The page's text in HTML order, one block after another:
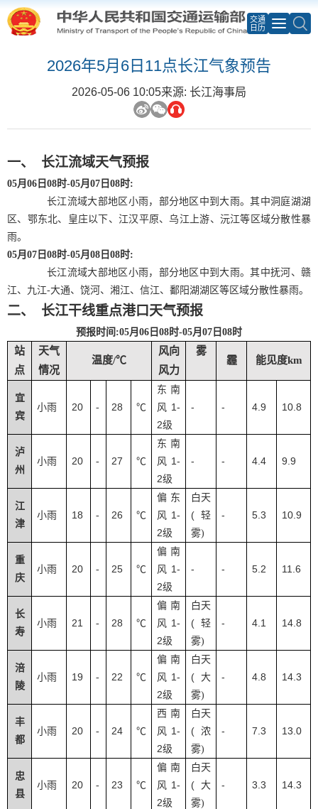
交通
日历
2026年5月6日11点长江气象预告
2026-05-06 10:05来源: 长江海事局
一、 长江流域天气预报
05月 06 日 08时-05月 07 日 08时:
长江流域大部地区小雨，部分地区中到大雨。其中洞庭湖湖
区、鄂东北、皇庄以下、江汉平原、乌江上游、沅江等区域分散性暴
雨。
05月 07 日 08时-05月 08 日 08时:
长江流域大部地区小雨，部分地区中到大雨。其中抚河、赣
江、九江-大通、饶河、湘江、信江、鄱阳湖湖区等区域分散性暴雨。
二、 长江干线重点港口天气预报
预报时间 :05月06日08时-05月07日08时
站
点
天气
情况
温度/℃
风向
风力
雾
霾
能见度km
宜
宾
小雨 20 - 28 ℃
东南
风 1-
2级
- - 4.9 10.8
泸
州
小雨 20 - 27 ℃
东南
风 1-
2级
- - 4.4 9.9
江
津
小雨 18 - 26 ℃
偏东
风 1-
2级
白天
( 轻
雾)
- 5.3 10.9
重
庆
小雨 20 - 25 ℃
偏南
风 1-
2级
- - 5.2 11.6
长
寿
小雨 21 - 28 ℃
偏南
风 1-
2级
白天
( 轻
雾)
- 4.1 14.8
涪
陵
小雨 19 - 22 ℃
偏南
风 1-
2级
白天
( 大
雾)
- 4.8 14.3
丰
都
小雨 20 - 24 ℃
西南
风 1-
2级
白天
( 浓
雾)
- 7.3 13.0
忠
县
小雨 20 - 23 ℃
偏南
风 1-
2级
白天
( 大
雾)
- 3.3 14.3